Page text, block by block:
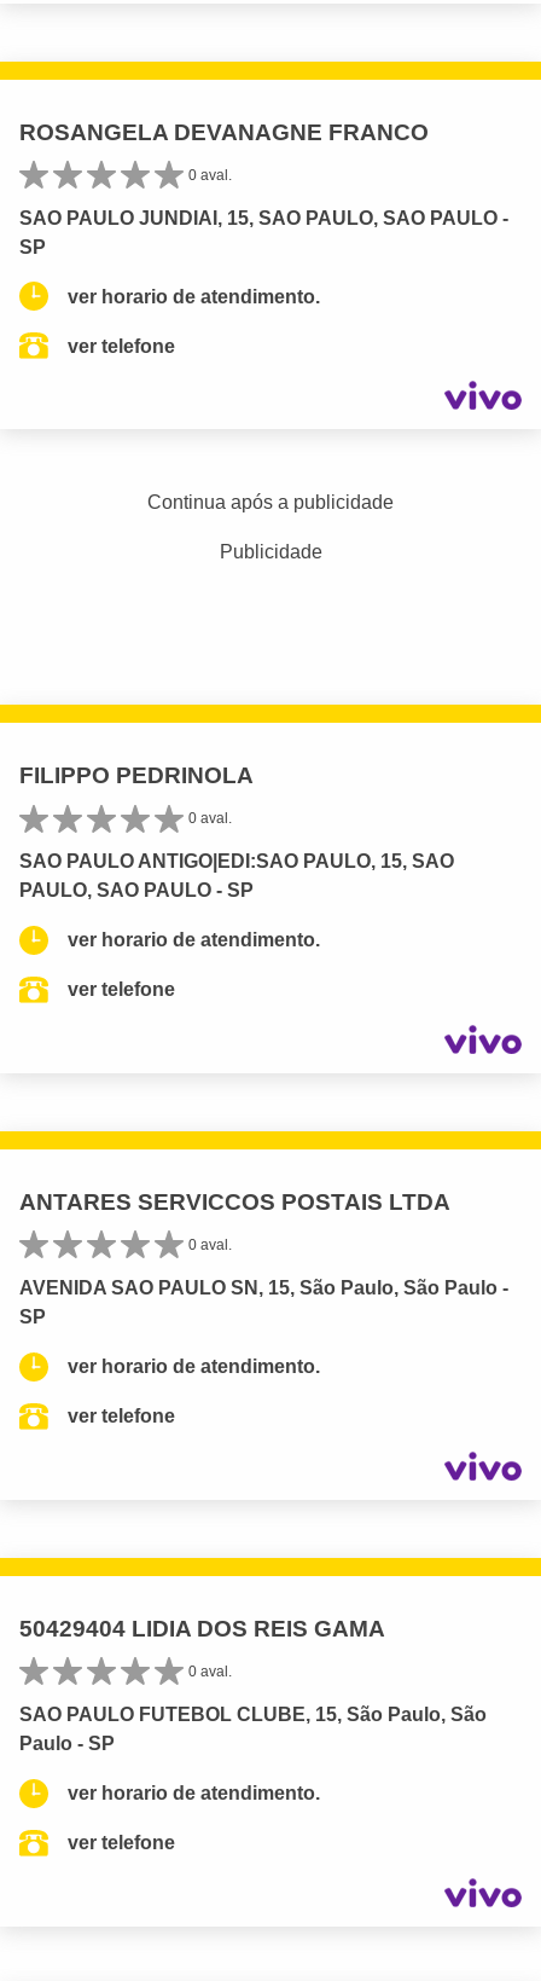
ROSANGELA DEVANAGNE FRANCO
0 aval.
SAO PAULO JUNDIAI, 15, SAO PAULO, SAO PAULO -
SP
ver horario de atendimento.
ver telefone
Continua após a publicidade
Publicidade
FILIPPO PEDRINOLA
0 aval.
SAO PAULO ANTIGO|EDI:SAO PAULO, 15, SAO
PAULO, SAO PAULO - SP
ver horario de atendimento.
ver telefone
ANTARES SERVICCOS POSTAIS LTDA
0 aval.
AVENIDA SAO PAULO SN, 15, São Paulo, São Paulo -
SP
ver horario de atendimento.
ver telefone
50429404 LIDIA DOS REIS GAMA
0 aval.
SAO PAULO FUTEBOL CLUBE, 15, São Paulo, São
Paulo - SP
ver horario de atendimento.
ver telefone